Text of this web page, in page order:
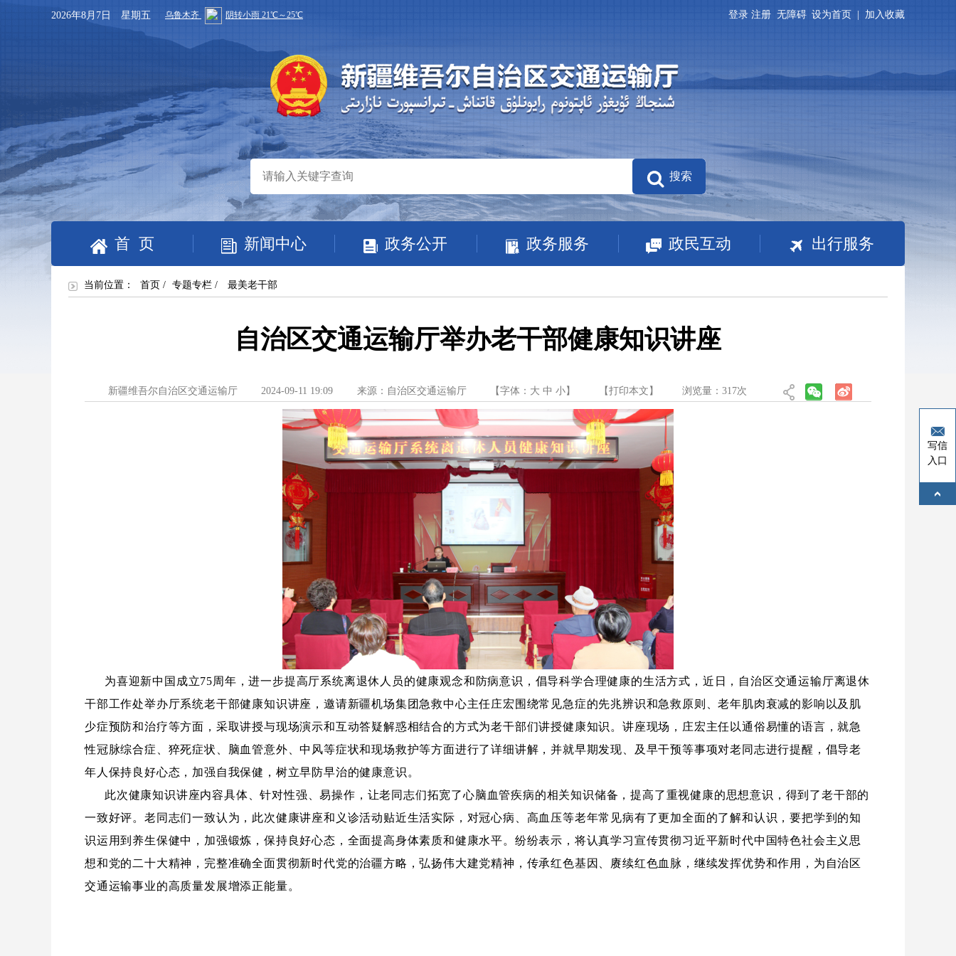
2026年8月7日 星期五 无障碍 设为首页 加入收藏
登录 注册
搜索
首 页 新闻中心 政务公开 政务服务 政民互动 出行服务
当前位置： 首页 / 专题专栏 / 最美老干部
自治区交通运输厅举办老干部健康知识讲座
新疆维吾尔自治区交通运输厅 2024-09-11 19:09 来源：自治区交通运输厅 【字体： 大 中 小】 【 打印本文 】 浏览量：317次
为喜迎新中国成立75周年，进一步提高厅系统离退休人员的健康观念和防病意识，倡导科学合理健康的生活方式，近日，自治区交通运输厅离退休
干部工作处举办厅系统老干部健康知识讲座，邀请新疆机场集团急救中心主任庄宏围绕常见急症的先兆辨识和急救原则、老年肌肉衰减的影响以及肌
少症预防和治疗等方面，采取讲授与现场演示和互动答疑解惑相结合的方式为老干部们讲授健康知识。讲座现场，庄宏主任以通俗易懂的语言，就急
性冠脉综合症、猝死症状、脑血管意外、中风等症状和现场救护等方面进行了详细讲解，并就早期发现、及早干预等事项对老同志进行提醒，倡导老
年人保持良好心态，加强自我保健，树立早防早治的健康意识。
此次健康知识讲座内容具体、针对性强、易操作，让老同志们拓宽了心脑血管疾病的相关知识储备，提高了重视健康的思想意识，得到了老干部的
一致好评。老同志们一致认为，此次健康讲座和义诊活动贴近生活实际，对冠心病、高血压等老年常见病有了更加全面的了解和认识，要把学到的知
识运用到养生保健中，加强锻炼，保持良好心态，全面提高身体素质和健康水平。纷纷表示，将认真学习宣传贯彻习近平新时代中国特色社会主义思
想和党的二十大精神，完整准确全面贯彻新时代党的治疆方略，弘扬伟大建党精神，传承红色基因、赓续红色血脉，继续发挥优势和作用，为自治区
交通运输事业的高质量发展增添正能量。
写信
入口